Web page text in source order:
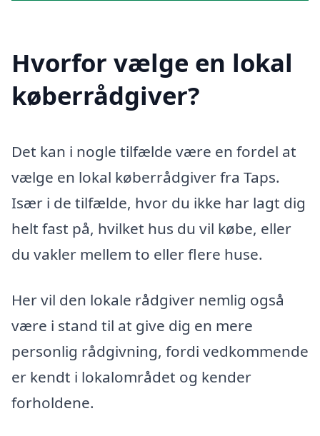
Hvorfor vælge en lokal
køberrådgiver?
Det kan i nogle tilfælde være en fordel at
vælge en lokal køberrådgiver fra Taps.
Især i de tilfælde, hvor du ikke har lagt dig
helt fast på, hvilket hus du vil købe, eller
du vakler mellem to eller flere huse.
Her vil den lokale rådgiver nemlig også
være i stand til at give dig en mere
personlig rådgivning, fordi vedkommende
er kendt i lokalområdet og kender
forholdene.